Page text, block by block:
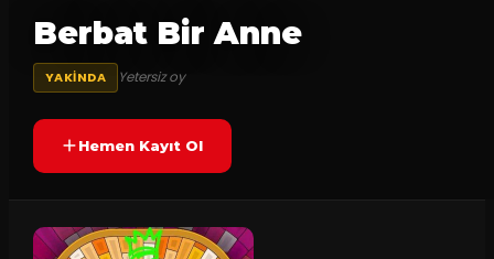
Berbat Bir Anne
YAKINDA Yetersiz oy
Hemen Kayıt Ol